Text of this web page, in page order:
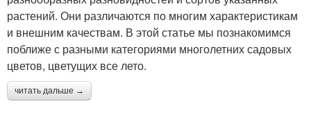
растений. Они различаются по многим характеристикам
и внешним качествам. В этой статье мы познакомимся
поближе с разными категориями многолетних садовых
цветов, цветущих все лето.
читать дальше →